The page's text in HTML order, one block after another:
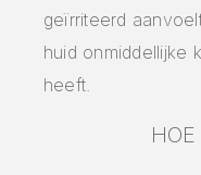
geïrriteerd
huid onmiddellijke
heeft.